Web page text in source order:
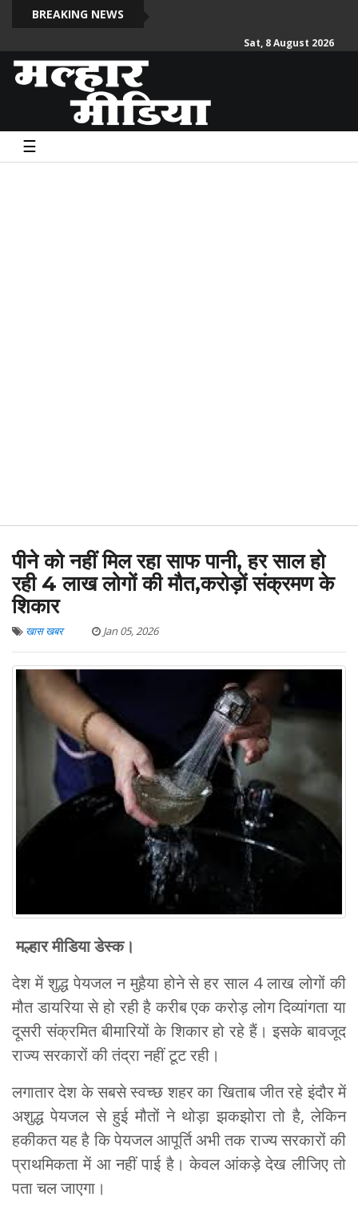
BREAKING NEWS
Sat, 8 August 2026
☰
पीने को नहीं मिल रहा साफ पानी, हर साल हो
रही 4 लाख लोगों की मौत,करोड़ों संक्रमण के
शिकार
खास खबर Jan 05, 2026
मल्हार मीडिया डेस्क।
देश में शुद्ध पेयजल न मुहैया होने से हर साल 4 लाख लोगों की
मौत डायरिया से हो रही है करीब एक करोड़ लोग दिव्यांगता या
दूसरी संक्रमित बीमारियों के शिकार हो रहे हैं। इसके बावजूद
राज्य सरकारों की तंद्रा नहीं टूट रही।
लगातार देश के सबसे स्वच्छ शहर का खिताब जीत रहे इंदौर में
अशुद्ध पेयजल से हुई मौतों ने थोड़ा झकझोरा तो है, लेकिन
हकीकत यह है कि पेयजल आपूर्ति अभी तक राज्य सरकारों की
प्राथमिकता में आ नहीं पाई है। केवल आंकड़े देख लीजिए तो
पता चल जाएगा।